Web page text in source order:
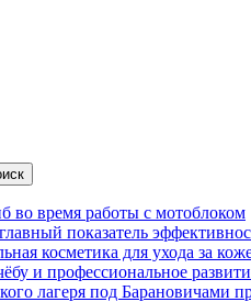
во время работы с мотоблоком
показатель
косметика для ухода за
и профессиональное
лагеря под Барановичами